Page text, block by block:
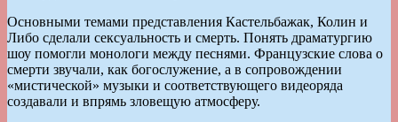
Основными темами представления Кастельбажак, Колин и
Либо сделали сексуальность и смерть. Понять драматургию
шоу помогли монологи между песнями. Французские слова о
смерти звучали, как богослужение, а в сопровождении
«мистической» музыки и соответствующего видеоряда
создавали и впрямь зловещую атмосферу.